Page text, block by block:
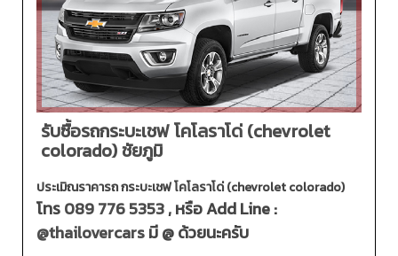
รับซื้อรถกระบะเชฟ โคโลราโด่ (chevrolet
colorado) ชัยภูมิ
ประเมิณราคารถ กระบะเชฟ โคโลราโด่ (chevrolet colorado)
โทร089 776 5353, หรือ Add Line :
@thailovercarsมี @ ด้วยนะครับ